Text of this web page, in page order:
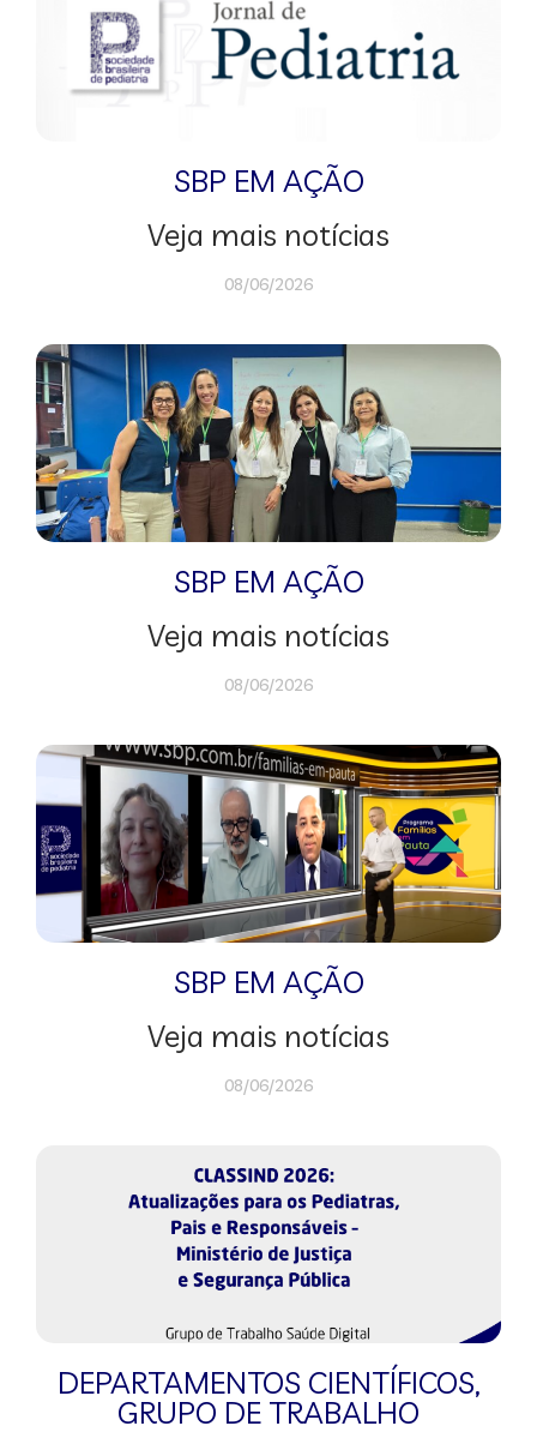
SBP EM AÇÃO
Veja mais notícias
08/06/2026
SBP EM AÇÃO
Veja mais notícias
08/06/2026
SBP EM AÇÃO
Veja mais notícias
08/06/2026
DEPARTAMENTOS CIENTÍFICOS,
GRUPO DE TRABALHO